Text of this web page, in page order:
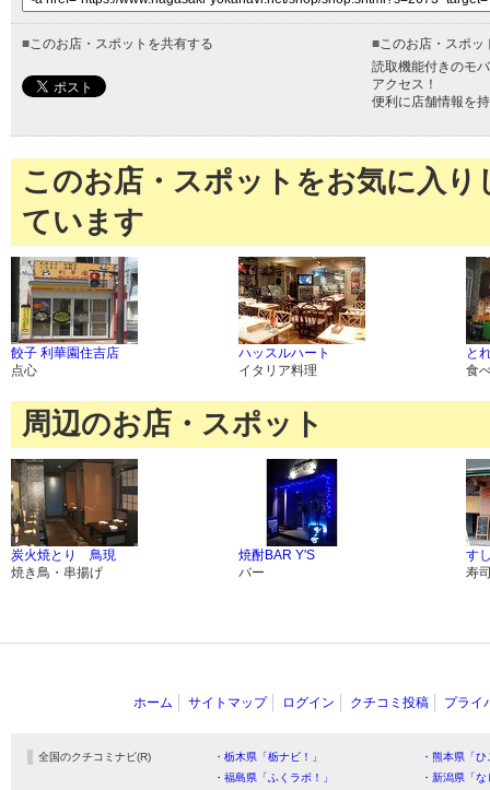
■このお店・スポットを共有する ■このお店・スポッ
読取機能付きのモ
アクセス！
便利に店舗情報を
このお店・スポットをお気に入
ています
餃子 利華園住吉店
点心
ハッスルハート
イタリア料理
と
食
周辺のお店・スポット
炭火焼とり 鳥現
焼き鳥・串揚げ
焼酎BAR Y'S
バー
す
寿
ホーム サイトマップ ログイン クチコミ投稿 プライ
全国のクチコミナビ(R) ・栃木県「栃ナビ！」
・熊本県「
・福島県「ふくラボ！」
・新潟県「